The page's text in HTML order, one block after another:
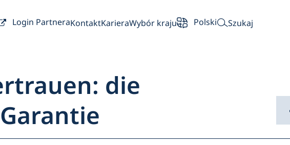
Login PartneraKontaktKarieraWybór kraju Polski Szukaj
die